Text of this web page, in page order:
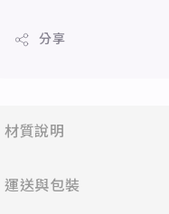
分享
材質說明
✻ 316L不鏽鋼
運送與包裝